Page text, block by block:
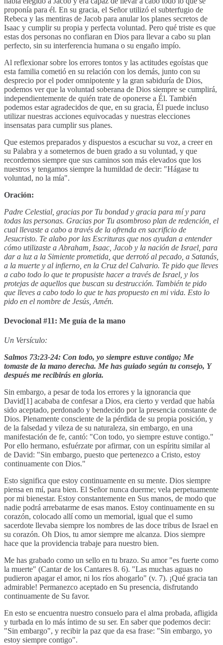
proponía para él. En su gracia, el Señor utilizó el subterfugio de
Rebeca y las mentiras de Jacob para anular los planes secretos de
Isaac y cumplir su propia y perfecta voluntad. Pero qué triste es que
estas dos personas no confiaran en Dios para llevar a cabo su plan
perfecto, sin su interferencia humana o su engaño impío.
Al reflexionar sobre los errores tontos y las actitudes egoístas que
esta familia cometió en su relación con los demás, junto con su
desprecio por el poder omnipotente y la gran sabiduría de Dios,
podemos ver que la voluntad soberana de Dios siempre se cumplirá,
independientemente de quién trate de oponerse a Él. También
podemos estar agradecidos de que, en su gracia, Él puede incluso
utilizar nuestras acciones equivocadas y nuestras elecciones
insensatas para cumplir sus planes.
Que estemos preparados y dispuestos a escuchar su voz, a creer en
su Palabra y a someternos de buen grado a su voluntad, y que
recordemos siempre que sus caminos son más elevados que los
nuestros y tengamos siempre la humildad de decir: "Hágase tu
voluntad, no la mía".
Oración:
Padre Celestial, gracias por Tu bondad y gracia para mí y para
todas las personas. Gracias por Tu asombroso plan de redención, el
cual llevaste a cabo a través de la ofrenda en sacrificio de
Jesucristo. Te alabo por las Escrituras que nos ayudan a entender
cómo utilizaste a Abraham, Isaac, Jacob y la nación de Israel, para
dar a luz a la Simiente prometida, que derrotó al pecado, a Satanás,
a la muerte y al infierno, en la Cruz del Calvario. Te pido que lleves
a cabo todo lo que te propusiste hacer a través de Israel, y los
protejas de aquellos que buscan su destrucción. También te pido
que lleves a cabo todo lo que te has propuesto en mi vida. Esto lo
pido en el nombre de Jesús, Amén.
Devocional #11: Me guía de la mano
Un Versículo:
Salmos 73:23-24: Con todo, yo siempre estuve contigo; Me
tomaste de la mano derecha. Me has guiado según tu consejo, Y
después me recibirás en gloria.
Sin embargo, a pesar de toda los errores y la ignorancia que
David[1] acababa de confesar a Dios, era cierto y verdad que había
sido aceptado, perdonado y bendecido por la presencia constante de
Dios. Plenamente consciente de la pérdida de su propia posición, y
de la falsedad y vileza de su naturaleza, sin embargo, en una
manifestación de fe, cantó: "Con todo, yo siempre estuve contigo."
Por ello hermano, esfuérzate por afirmar, con un espíritu similar al
de David: "Sin embargo, puesto que pertenezco a Cristo, estoy
continuamente con Dios."
Esto significa que estoy continuamente en su mente. Dios siempre
piensa en mí, para bien. El Señor nunca duerme; vela perpetuamente
por mi bienestar. Estoy constantemente en Sus manos, de modo que
nadie podrá arrebatarme de esas manos. Estoy continuamente en su
corazón, colocado allí como un memorial, igual que el sumo
sacerdote llevaba siempre los nombres de las doce tribus de Israel en
su corazón. Oh Dios, tu amor siempre me alcanza. Dios siempre
hace que la providencia trabaje para nuestro bien.
Me has grabado como un sello en tu brazo. Su amor "es fuerte como
la muerte" (Cantar de los Cantares 8. 6). "Las muchas aguas no
pudieron apagar el amor, ni los ríos ahogarlo" (v. 7). ¡Qué gracia tan
admirable! Permanezco aceptado en Su presencia, disfrutando
continuamente de Su favor.
En esto se encuentra nuestro consuelo para el alma probada, afligida
y turbada en lo más íntimo de su ser. En saber que podemos decir:
"Sin embargo", y recibir la paz que da esa frase: "Sin embargo, yo
estoy siempre contigo".